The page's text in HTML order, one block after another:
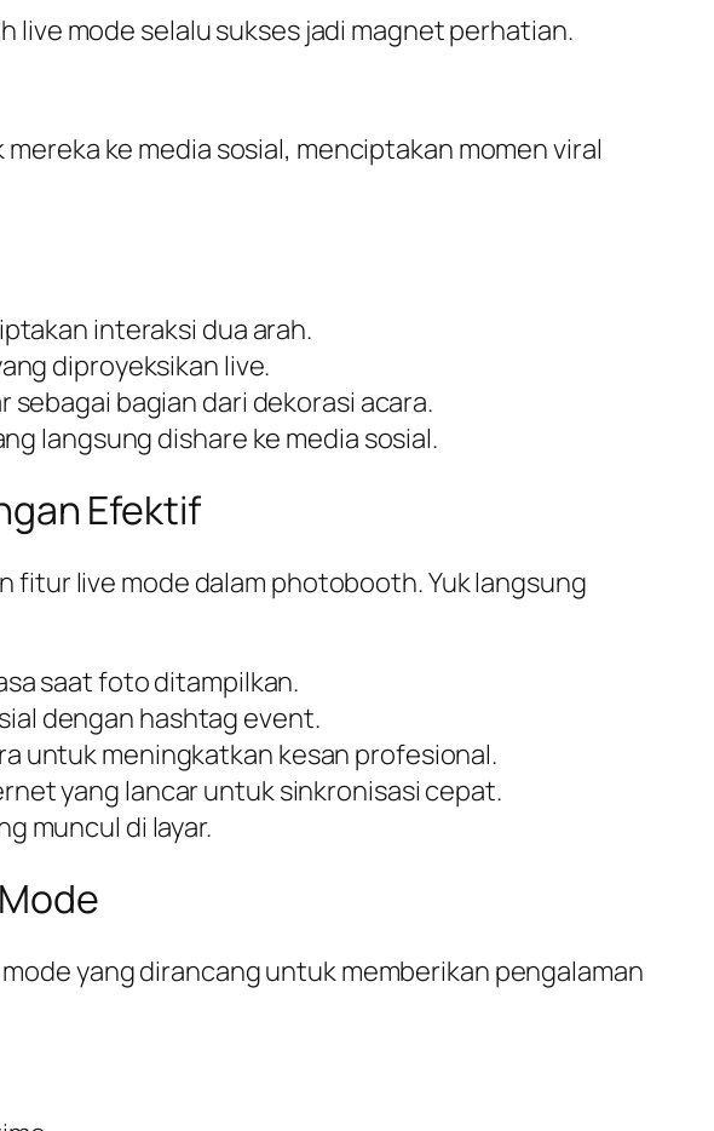
mode selalu sukses jadi magnet perhatian.
ke media sosial, menciptakan momen viral
interaksi dua arah.
diproyeksikan live.
sebagai bagian dari dekorasi acara.
langsung dishare ke media sosial.
Efektif
fitur live mode dalam photobooth. Yuk langsung
saat foto ditampilkan.
dengan hashtag event.
untuk meningkatkan kesan profesional.
yang lancar untuk sinkronisasi cepat.
muncul di layar.
yang dirancang untuk memberikan pengalaman